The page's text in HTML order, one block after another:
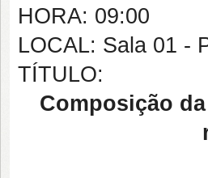
HORA: 09:00
LOCAL: Sala 01 -
TÍTULO:
Composição